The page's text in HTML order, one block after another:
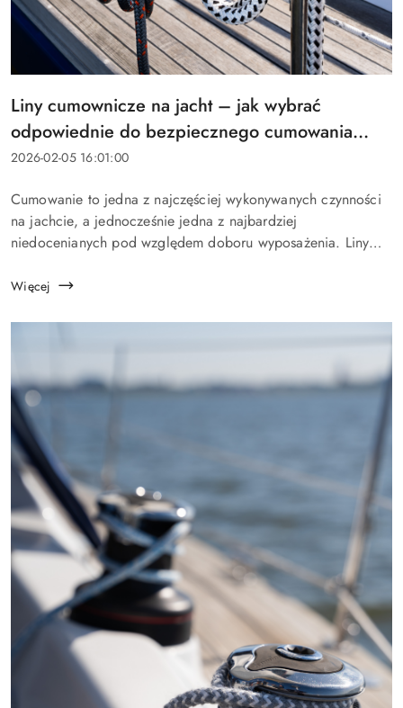
Tytuł
artykułu:
Liny cumownicze na jacht – jak wybrać
odpowiednie do bezpiecznego cumowania
przed sezonem?
Data
2026-02-05 16:01:00
Treść
artykułu:
Cumowanie to jedna z najczęściej wykonywanych czynności
na jachcie, a jednocześnie jedna z najbardziej
niedocenianych pod względem doboru wyposażenia. Liny
na boi, przy kei czy przy pomoście. Na a...
Więcej